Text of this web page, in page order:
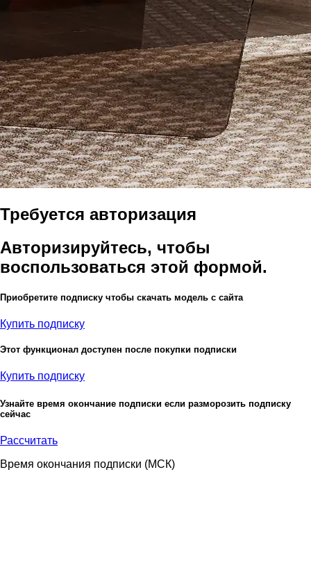
Требуется авторизация
Авторизируйтесь, чтобы
воспользоваться этой формой.
Приобретите подписку чтобы скачать модель с сайта
Купить подписку
Этот функционал доступен после покупки подписки
Купить подписку
Узнайте время окончание подписки если разморозить подписку
сейчас
Рассчитать
Время окончания подписки (МСК)